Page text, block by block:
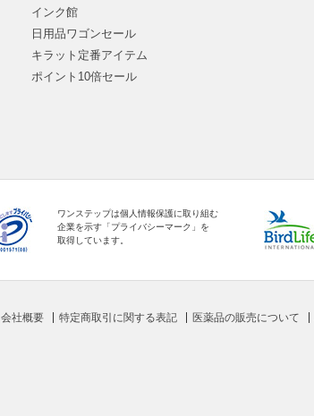
インク館
日用品ワゴンセール
キラット定番アイテム
ポイント10倍セール
ワンステップは個人情報保護に取り組む
企業を示す「プライバシーマーク」を
取得しています。
会社概要 特定商取引に関する表記 医薬品の販売について